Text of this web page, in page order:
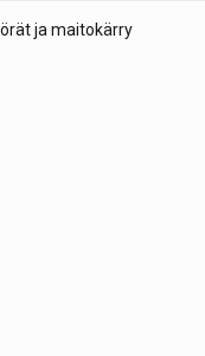
ja maitokärry